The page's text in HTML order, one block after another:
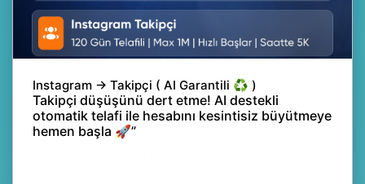
olanız önerilmektedir. Aksi taktirde toplu olarak tweeet
silme işlemlerini yapmak isterken hesabınızı kaybetme
riskiyle de karşı karşıya kalabilirsiniz.Toplu tweet silme
siteleriarasında yer alan tüm platformlar üzerindeki
kalitesini ve güvenilirliğini araştırdıktan sonra işlem
yapabilirsiniz. Twitter’ın doğrudan bu yönde bir hizmet
sağlamaması nedeniyle farklı platformlar tarafından bu
tür hizmetlerin verildiği görülmektedir.